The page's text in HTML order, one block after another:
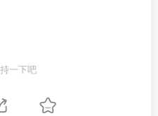
一下吧